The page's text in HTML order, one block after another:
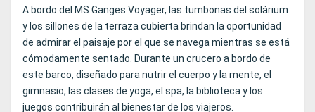
A bordo del MS Ganges Voyager, las tumbonas del solárium
y los sillones de la terraza cubierta brindan la oportunidad
de admirar el paisaje por el que se navega mientras se está
cómodamente sentado. Durante un crucero a bordo de
este barco, diseñado para nutrir el cuerpo y la mente, el
gimnasio, las clases de yoga, el spa, la biblioteca y los
juegos contribuirán al bienestar de los viajeros.